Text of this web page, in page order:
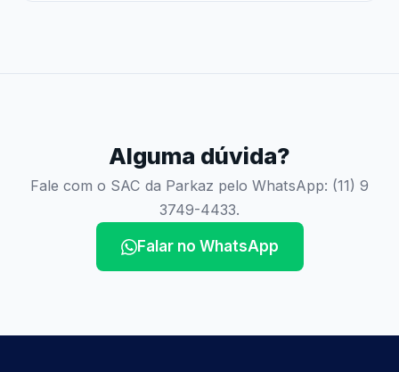
Alguma dúvida?
Fale com o SAC da Parkaz pelo WhatsApp: (11) 9
3749-4433.
Falar no WhatsApp